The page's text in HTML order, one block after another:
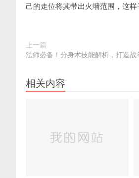
己的走位将其带出火墙范围，这
上一篇
法师必备！分身术技能解析，打造战
相关内容